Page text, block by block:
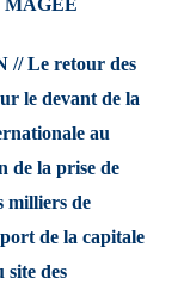
// Le retour des
le devant de la
au
de la prise de
milliers de
de la capitale
site des